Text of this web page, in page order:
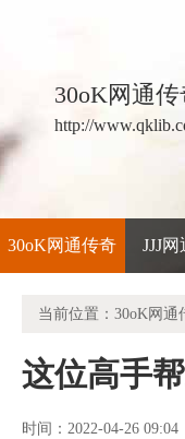
30oK网通
http://
30oK网通传奇 JJJ
当前位置： 30oK网通
这位高手
时间：2022-04-26 09:04